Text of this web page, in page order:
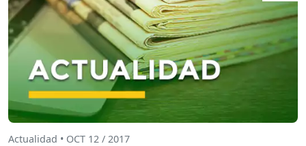
Actualidad • OCT 12 / 2017